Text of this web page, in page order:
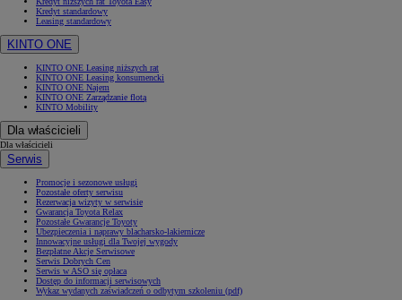
Kredyt standardowy
Leasing standardowy
KINTO ONE
KINTO ONE Leasing niższych rat
KINTO ONE Leasing konsumencki
KINTO ONE Najem
KINTO ONE Zarządzanie flotą
KINTO Mobility
Dla właścicieli
Dla właścicieli
Serwis
Promocje i sezonowe usługi
Pozostałe oferty serwisu
Rezerwacja wizyty w serwisie
Gwarancja Toyota Relax
Pozostałe Gwarancje Toyoty
Ubezpieczenia i naprawy blacharsko-lakiernicze
Innowacyjne usługi dla Twojej wygody
Bezpłatne Akcje Serwisowe
Serwis Dobrych Cen
Serwis w ASO się opłaca
Dostęp do informacji serwisowych
Wykaz wydanych zaświadczeń o odbytym szkoleniu (pdf)